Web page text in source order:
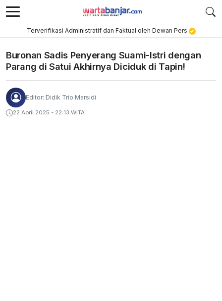
Terverifikasi Administratif dan Faktual oleh Dewan Pers
Buronan Sadis Penyerang Suami-Istri dengan
Parang di Satui Akhirnya Diciduk di Tapin!
Editor: Didik Trio Marsidi
22 April 2025 - 22:13 WITA